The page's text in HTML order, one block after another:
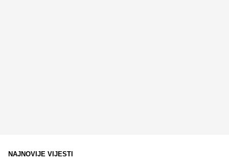
NAJNOVIJE VIJESTI